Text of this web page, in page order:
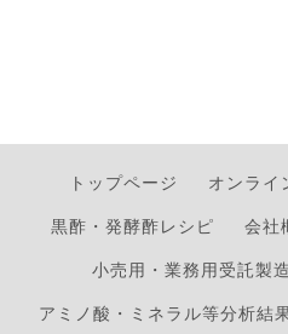
トップページ オンライ
黒酢・発酵酢レシピ 会社
小売用・業務用受託製
アミノ酸・ミネラル等分析結